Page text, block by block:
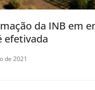
da INB em
efetivada
de 2021